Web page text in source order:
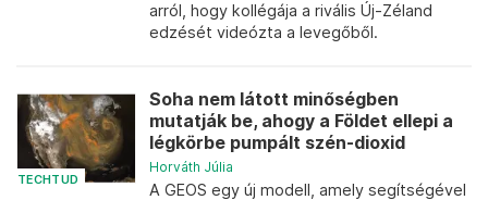
arról, hogy kollégája a rivális Új-Zéland
edzését videózta a levegőből.
TECHTUD
Soha nem látott minőségben
mutatják be, ahogy a Földet ellepi a
légkörbe pumpált szén-dioxid
Horváth Júlia
A GEOS egy új modell, amely segítségével